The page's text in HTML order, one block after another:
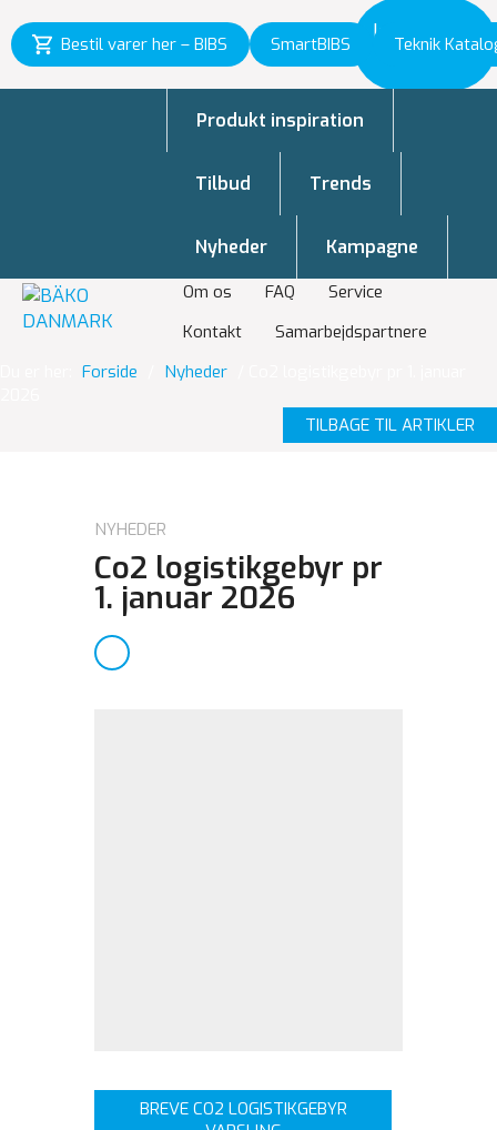
Bestil varer her – BIBS SmartBIBS Teknik
Inspiration
til vækst
Om os FAQ
Service
Kontakt
Samarbejdspartnere
Produkt inspiration
Tilbud Trends
Nyheder Kampagne
Forside Nyheder
TILBAGE TIL ARTIKLER
NYHEDER
Co2 logistikgebyr pr
1. januar 2026
BREVE CO2 LOGISTIKGEBYR